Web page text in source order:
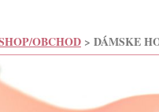
OBCHOD > DÁMSKE